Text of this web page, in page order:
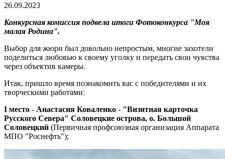
26.09.2023
Конкурсная комиссия подвела итоги Фотоконкурса "Моя
малая Родина".
Выбор для жюри был довольно непростым, многие захотели
поделиться любовью к своему уголку и передать свои чувства
через объектив камеры.
Итак, пришло время познакомить вас с победителями и их
творческими работами:
I место - Анастасия Коваленко - "Визитная карточка
Русского Севера" Соловецкие острова, о. Большой
Соловецкий (Первичная профсоюзная организация Аппарата
МПО "Роснефть");